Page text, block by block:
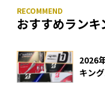
おすすめランキ
2026
キン